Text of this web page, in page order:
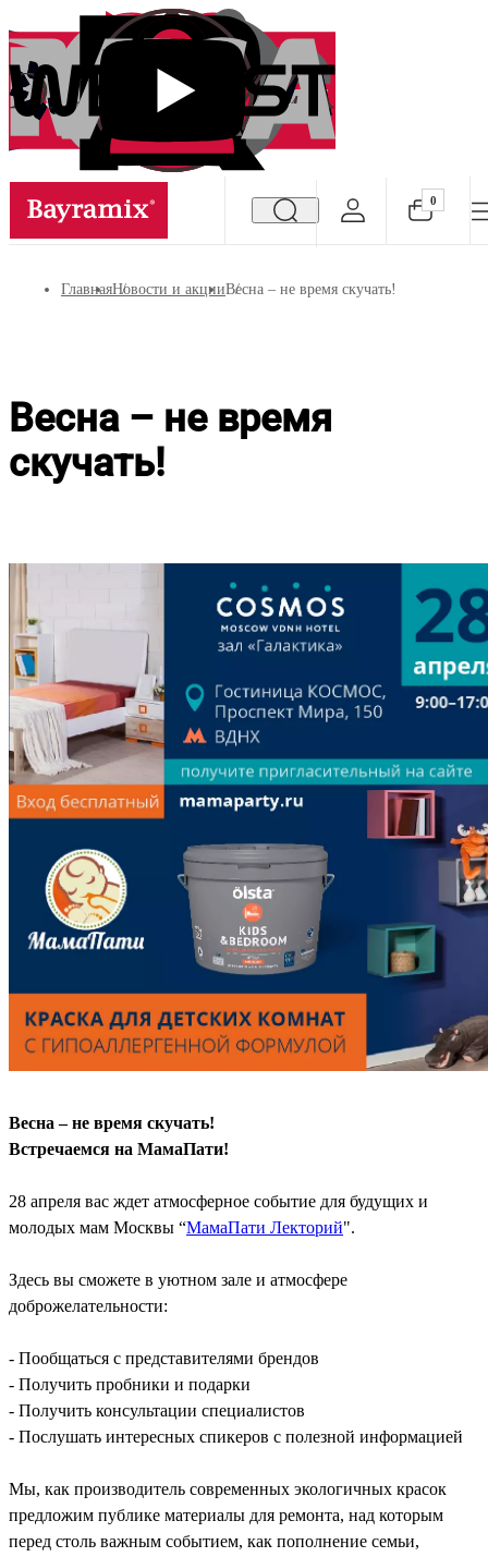
0
Посмотреть все результаты
ГлавнаяНовости и акцииВесна – не время скучать!
Весна – не время
скучать!
Весна – не время скучать!
Встречаемся на МамаПати!
28 апреля вас ждет атмосферное событие для будущих и
молодых мам Москвы “МамаПати Лекторий".
Здесь вы сможете в уютном зале и атмосфере
доброжелательности:
- Пообщаться с представителями брендов
- Получить пробники и подарки
- Получить консультации специалистов
- Послушать интересных спикеров с полезной информацией
Мы, как производитель современных экологичных красок
предложим публике материалы для ремонта, над которым
перед столь важным событием, как пополнение семьи,